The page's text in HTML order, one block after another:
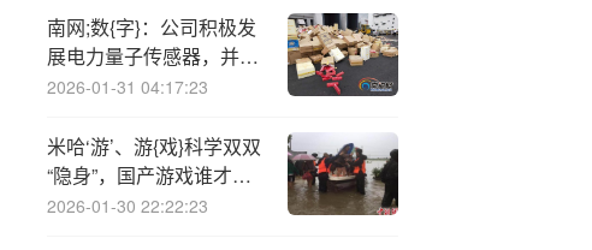
南网;数{字}：公司积极发
展电力量子传感器，并已
形成电力量子传感器的设
2026-01-31 04:17:23
米哈‘游’、游{戏}科学双双
“隐身”，国产游戏谁才是
新王？ | CJ观察
2026-01-30 22:22:23